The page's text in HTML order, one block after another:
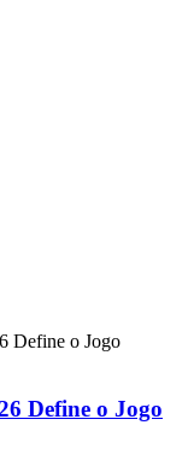
Define o Jogo